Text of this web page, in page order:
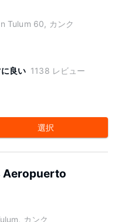
Tulum 60, カンク
良い 1138 レビュー
選択
Aeropuerto
カンク